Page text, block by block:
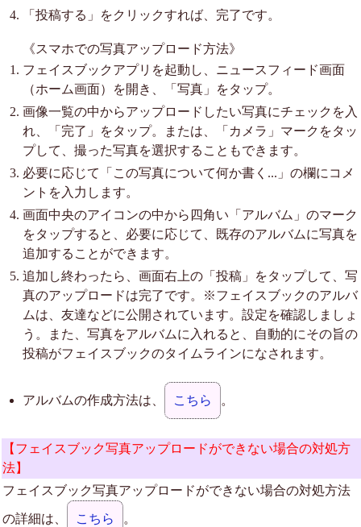
「投稿する」をクリックすれば、完了です。
《スマホでの写真アップロード方法》
フェイスブックアプリを起動し、ニュースフィード画面
（ホーム画面）を開き、「写真」をタップ。
画像一覧の中からアップロードしたい写真にチェックを入
れ、「完了」をタップ。または、「カメラ」マークをタッ
プして、撮った写真を選択することもできます。
必要に応じて「この写真について何か書く...」の欄にコメ
ントを入力します。
画面中央のアイコンの中から四角い「アルバム」のマーク
をタップすると、必要に応じて、既存のアルバムに写真を
追加することができます。
追加し終わったら、画面右上の「投稿」をタップして、写
真のアップロードは完了です。※フェイスブックのアルバ
ムは、友達などに公開されています。設定を確認しましょ
う。また、写真をアルバムに入れると、自動的にその旨の
投稿がフェイスブックのタイムラインになされます。
アルバムの作成方法は、 こちら 。
【フェイスブック写真アップロードができない場合の対処方
法】
フェイスブック写真アップロードができない場合の対処方法
の詳細は、 こちら 。